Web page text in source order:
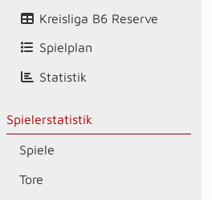
Kreisliga B6 Reserve
Spielplan
Statistik
Spielerstatistik
Spiele
Tore